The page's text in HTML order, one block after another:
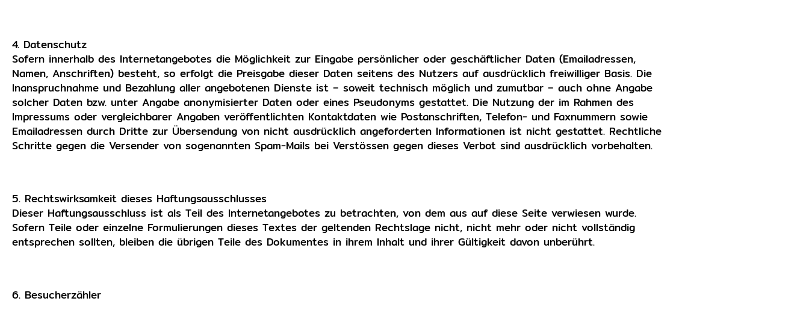
4. Datenschutz
Sofern innerhalb des Internetangebotes die Möglichkeit zur Eingabe persönlicher oder geschäftlicher Daten (Emailadressen,
Namen, Anschriften) besteht, so erfolgt die Preisgabe dieser Daten seitens des Nutzers auf ausdrücklich freiwilliger Basis. Die
Inanspruchnahme und Bezahlung aller angebotenen Dienste ist – soweit technisch möglich und zumutbar – auch ohne Angabe
solcher Daten bzw. unter Angabe anonymisierter Daten oder eines Pseudonyms gestattet. Die Nutzung der im Rahmen des
Impressums oder vergleichbarer Angaben veröffentlichten Kontaktdaten wie Postanschriften, Telefon- und Faxnummern sowie
Emailadressen durch Dritte zur Übersendung von nicht ausdrücklich angeforderten Informationen ist nicht gestattet. Rechtliche
Schritte gegen die Versender von sogenannten Spam-Mails bei Verstössen gegen dieses Verbot sind ausdrücklich vorbehalten.
5. Rechtswirksamkeit dieses Haftungsausschlusses
Dieser Haftungsausschluss ist als Teil des Internetangebotes zu betrachten, von dem aus auf diese Seite verwiesen wurde.
Sofern Teile oder einzelne Formulierungen dieses Textes der geltenden Rechtslage nicht, nicht mehr oder nicht vollständig
entsprechen sollten, bleiben die übrigen Teile des Dokumentes in ihrem Inhalt und ihrer Gültigkeit davon unberührt.
6. Besucherzähler